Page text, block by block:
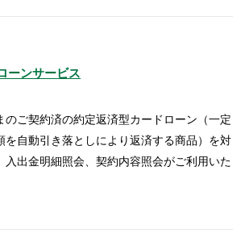
ーンサービス
のご契約済の約定返済型カードローン（一定
を自動引き落としにより返済する商品）を対
入出金明細照会、契約内容照会がご利用いた